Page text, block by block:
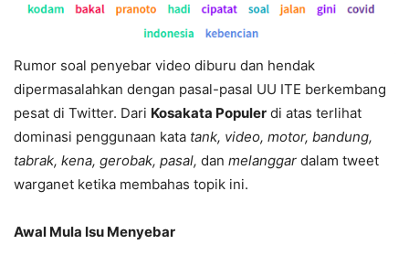
Rumor soal penyebar video diburu dan hendak
dipermasalahkan dengan pasal-pasal UU ITE berkembang
pesat di Twitter. Dari Kosakata Populer di atas terlihat
dominasi penggunaan kata tank, video, motor, bandung,
tabrak, kena, gerobak, pasal, dan melanggar dalam tweet
warganet ketika membahas topik ini.
Awal Mula Isu Menyebar